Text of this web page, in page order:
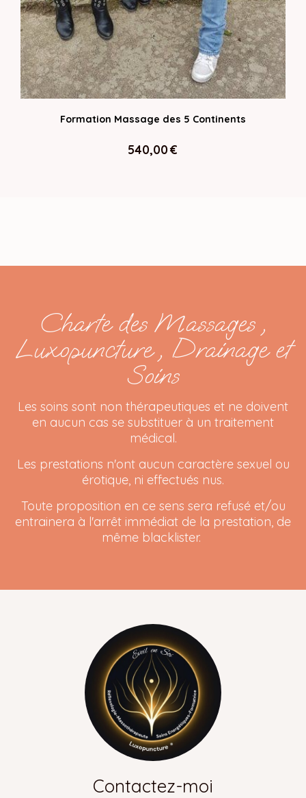
Formation Massage des 5 Continents
540,00€
Charte des Massages ,
Luxopuncture , Drainage et
Soins
Les soins sont non thérapeutiques et ne doivent
en aucun cas se substituer à un traitement
médical.
Les prestations n'ont aucun caractère sexuel ou
érotique, ni effectués nus.
Toute proposition en ce sens sera refusé et/ou
entrainera à l'arrêt immédiat de la prestation, de
même blacklister.
Contactez-moi